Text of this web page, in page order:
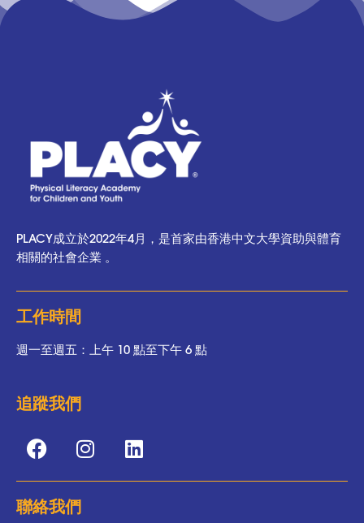
PLACY成立於2022年4月，是首家由香港中文大學資助與體育
相關的社會企業 。
工作時間
週一至週五：上午 10 點至下午 6 點
追蹤我們
聯絡我們